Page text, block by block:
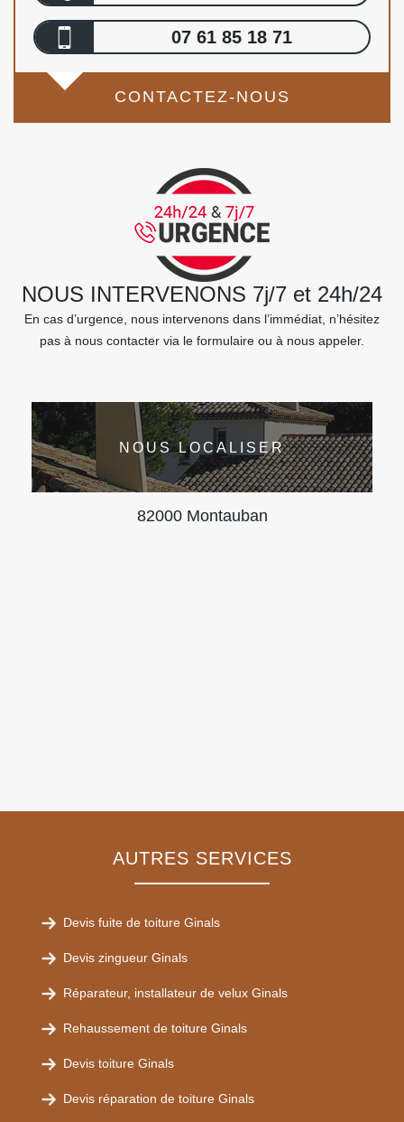
07 61 85 18 71
CONTACTEZ-NOUS
NOUS INTERVENONS 7j/7 et 24h/24
En cas d’urgence, nous intervenons dans l’immédiat, n’hésitez
pas à nous contacter via le formulaire ou à nous appeler.
NOUS LOCALISER
82000 Montauban
AUTRES SERVICES
Devis fuite de toiture Ginals
Devis zingueur Ginals
Réparateur, installateur de velux Ginals
Rehaussement de toiture Ginals
Devis toiture Ginals
Devis réparation de toiture Ginals